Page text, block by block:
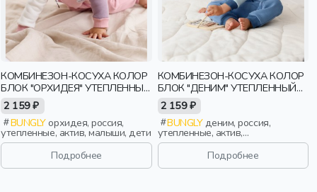
КОМБИНЕЗОН-КОСУХА КОЛОР
БЛОК "ОРХИДЕЯ" УТЕПЛЕННЫЙ
0+
2 159 ₽
BUNGLYорхидея, россия,
утепленные, актив, малыши, дети
Подробнее
КОМБИНЕЗОН-КОСУХА КОЛОР
БЛОК "ДЕНИМ" УТЕПЛЕННЫЙ
0+
2 159 ₽
BUNGLYденим, россия,
утепленные, актив,
новорожденные, дети
Подробнее